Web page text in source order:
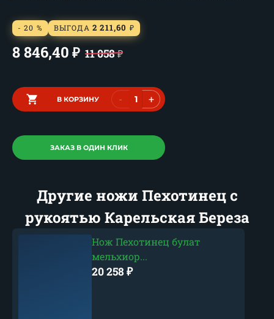
- 20 % ВЫГОДА 2 211,60 ₽
8 846,40 ₽ 11 058₽
В КОРЗИНУ - +
ЗАКАЗ В ОДИН КЛИК
Другие ножи Пехотинец с
рукоятью Карельская Береза
Нож Пехотинец булат
мельхиор...
20 258 ₽